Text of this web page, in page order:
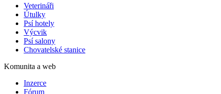
Veterináři
Útulky
Psí hotely
Výcvik
Psí salony
Chovatelské stanice
Komunita a web
Inzerce
Fórum